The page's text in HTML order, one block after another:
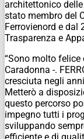
architettonico
stato membro del
Ferrovienord e dal
Trasparenza e
“Sono molto
Caradonna -.
cresciuta negli
Metterò a
questo percorso
impegno tutti i
sviluppando
efficiente e di